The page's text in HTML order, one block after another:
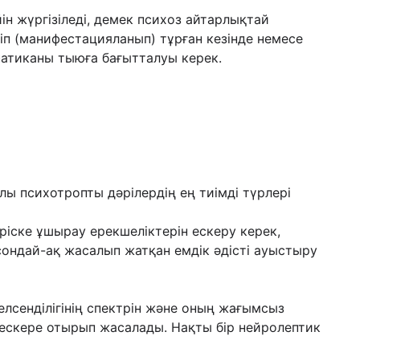
жүргізіледі, демек психоз айтарлықтай
(манифестацияланып) тұрған кезінде немесе
тыюға бағытталуы керек.
дəрілердің ең тиімді түрлері
ұшырау ерекшеліктерін ескеру керек,
ақ жасалып жатқан емдік əдісті ауыстыру
спектрін жəне оның жағымсыз
ескере отырып жасалады. Нақты бір нейролептик